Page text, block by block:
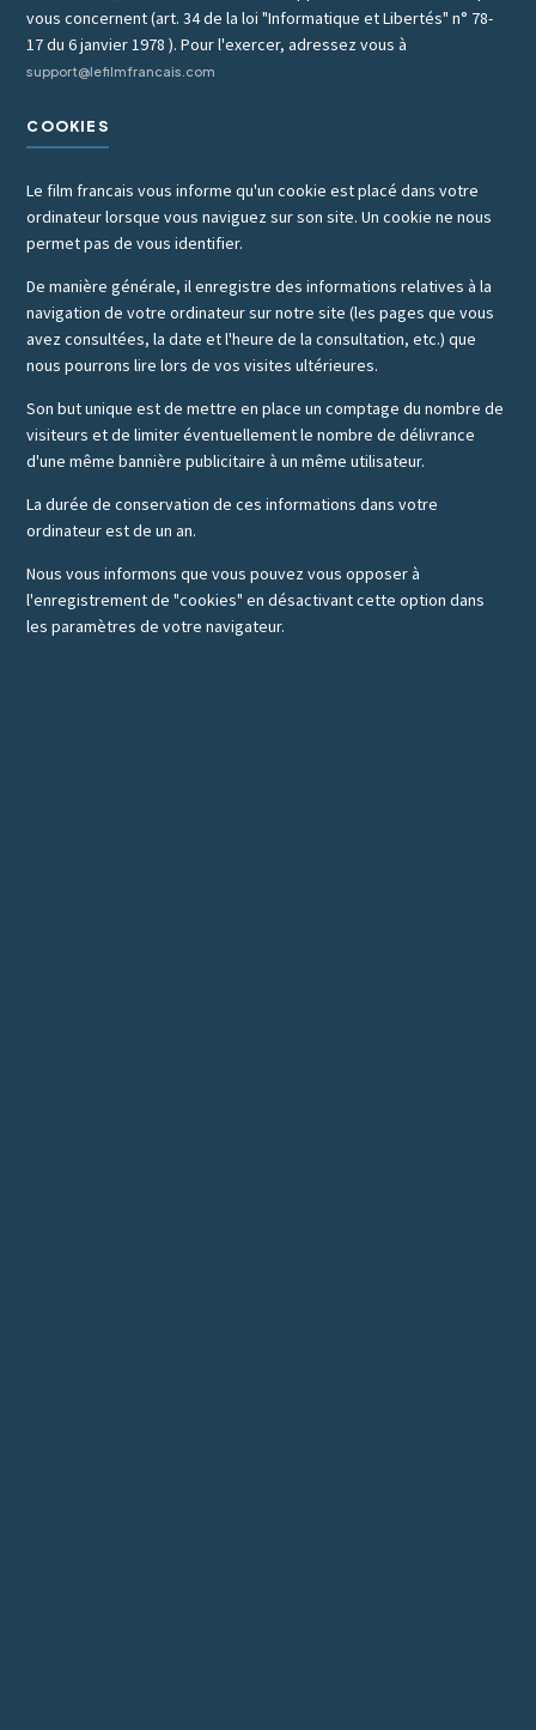
vous concernent (art. 34 de la loi "Informatique et Libertés" n° 78-
17 du 6 janvier 1978 ). Pour l'exercer, adressez vous à
support@lefilmfrancais.com
COOKIES
Le film francais vous informe qu'un cookie est placé dans votre
ordinateur lorsque vous naviguez sur son site. Un cookie ne nous
permet pas de vous identifier.
De manière générale, il enregistre des informations relatives à la
navigation de votre ordinateur sur notre site (les pages que vous
avez consultées, la date et l'heure de la consultation, etc.) que
nous pourrons lire lors de vos visites ultérieures.
Son but unique est de mettre en place un comptage du nombre de
visiteurs et de limiter éventuellement le nombre de délivrance
d'une même bannière publicitaire à un même utilisateur.
La durée de conservation de ces informations dans votre
ordinateur est de un an.
Nous vous informons que vous pouvez vous opposer à
l'enregistrement de "cookies" en désactivant cette option dans
les paramètres de votre navigateur.